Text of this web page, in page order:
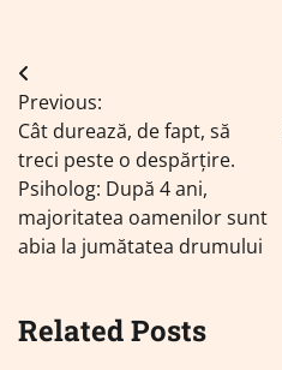
Navigare
în
articole
Previous:
Cât durează, de fapt, să
treci peste o despărțire.
Psiholog: După 4 ani,
majoritatea oamenilor sunt
abia la jumătatea drumului
Related Posts